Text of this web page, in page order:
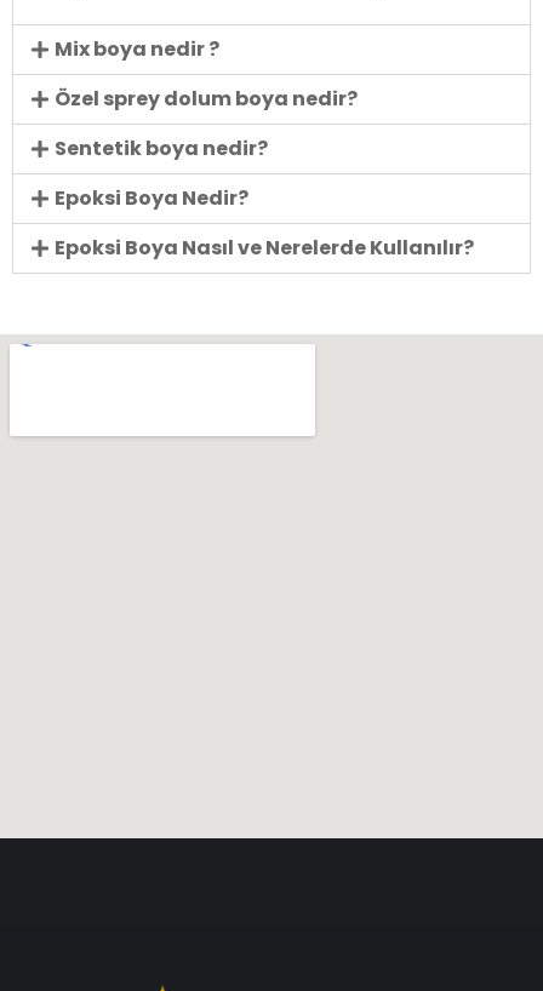
Mix boya nedir ?
Özel sprey dolum boya nedir?
Sentetik boya nedir?
Epoksi Boya Nedir?
Epoksi Boya Nasıl ve Nerelerde Kullanılır?